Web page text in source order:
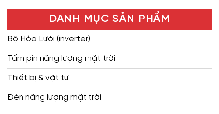
DANH MỤC SẢN PHẨM
Bộ Hòa Lưới (inverter)
Tấm pin năng lượng mặt trời
Thiết bị & vật tư
Đèn năng lượng mặt trời